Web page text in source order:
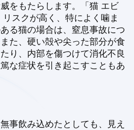
をもたらします。「猫 エビ
スクが高く、特によく噛ま
る猫の場合は、窒息事故につ
た、硬い殻や尖った部分が食
り、内部を傷つけて消化不良
な症状を引き起こすこともあ
事飲み込めたとしても、見え